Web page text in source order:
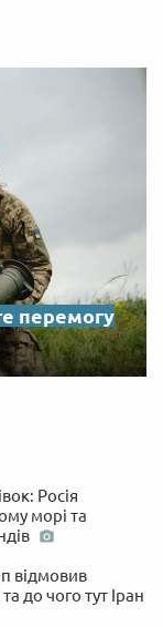
перемогу
Росія
морі та
відмовив
до чого тут Іран